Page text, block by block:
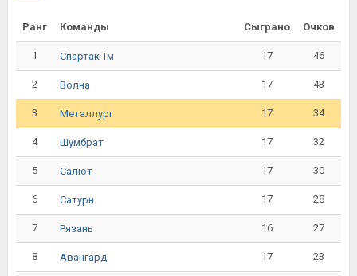
Ранг Команды Сыграно Очков
1 Спартак Тм 17 46
2 Волна 17 43
3 Металлург 17 34
4 Шумбрат 17 32
5 Салют 17 30
6 Сатурн 17 28
7 Рязань 16 27
8 Авангард 17 23